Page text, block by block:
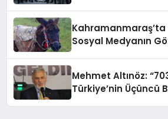
Kahramanmaraş’ta
Sosyal Medyanın
Mehmet Altınöz:
Türkiye’nin Üçüncü